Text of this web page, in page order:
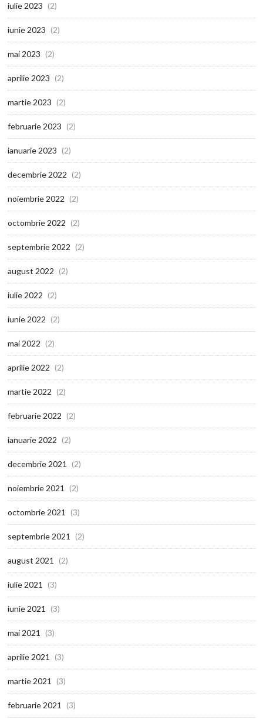
iulie 2023 (2)
iunie 2023 (2)
mai 2023 (2)
aprilie 2023 (2)
martie 2023 (2)
februarie 2023 (2)
ianuarie 2023 (2)
decembrie 2022 (2)
noiembrie 2022 (2)
octombrie 2022 (2)
septembrie 2022 (2)
august 2022 (2)
iulie 2022 (2)
iunie 2022 (2)
mai 2022 (2)
aprilie 2022 (2)
martie 2022 (2)
februarie 2022 (2)
ianuarie 2022 (2)
decembrie 2021 (2)
noiembrie 2021 (2)
octombrie 2021 (3)
septembrie 2021 (2)
august 2021 (2)
iulie 2021 (3)
iunie 2021 (3)
mai 2021 (3)
aprilie 2021 (3)
martie 2021 (3)
februarie 2021 (3)